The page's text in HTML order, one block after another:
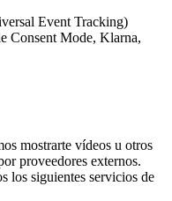
Event Tracking)
Consent Mode, Klarna,
mostrarte vídeos u otros
proveedores externos.
los siguientes servicios de